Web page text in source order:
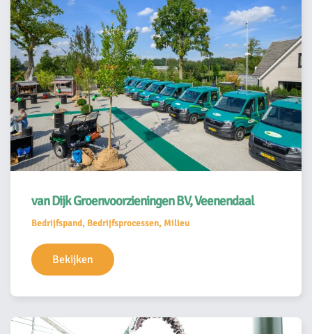
van Dijk Groenvoorzieningen BV, Veenendaal
Bedrijfspand, Bedrijfsprocessen, Milieu
Bekijken